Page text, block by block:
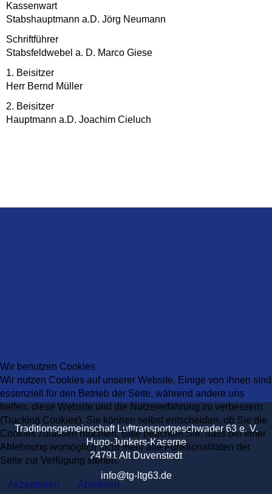
Kassenwart
Stabshauptmann a.D. Jörg Neumann
Schriftführer
Stabsfeldwebel a. D. Marco Giese
1. Beisitzer
Herr Bernd Müller
2. Beisitzer
Hauptmann a.D. Joachim Cieluch
Traditionsgemeinschaft Lufttransportgeschwader 63 e. V.
Hugo-Junkers-Kaserne
24791 Alt Duvenstedt
info@tg-ltg63.de
Wir benutzen Cookies
Wir nutzen Cookies auf unserer Website. Einige von ihnen sind
essenziell für den Betrieb der Seite, während andere uns
helfen, diese Website und die Nutzererfahrung zu verbessern
(Tracking Cookies). Sie können selbst entscheiden, ob Sie die
Cookies zulassen möchten. Bitte beachten Sie, dass bei einer
Ablehnung womöglich nicht mehr alle Funktionalitäten der
Seite zur Verfügung stehen.
Akzeptieren Ablehnen